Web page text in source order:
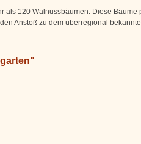
als 120 Walnussbäumen. Diese Bäume
Anstoß zu dem überregional